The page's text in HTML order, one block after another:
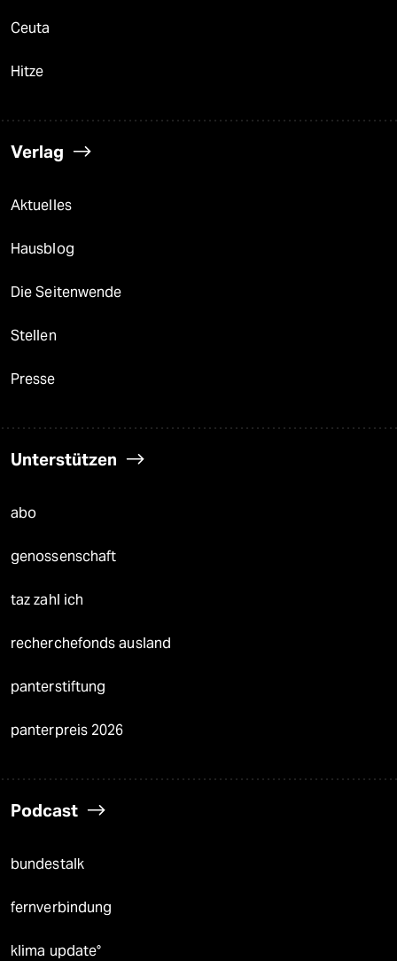
Ceuta
Hitze
Verlag
Aktuelles
Hausblog
Die Seitenwende
Stellen
Presse
Unterstützen
abo
genossenschaft
taz zahl ich
recherchefonds ausland
panterstiftung
panterpreis 2026
Podcast
bundestalk
fernverbindung
klima update°